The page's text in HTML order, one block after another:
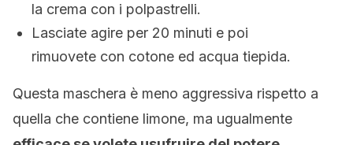
la crema con i polpastrelli.
Lasciate agire per 20 minuti e poi
rimuovete con cotone ed acqua tiepida.
Questa maschera è meno aggressiva rispetto a
quella che contiene limone, ma ugualmente